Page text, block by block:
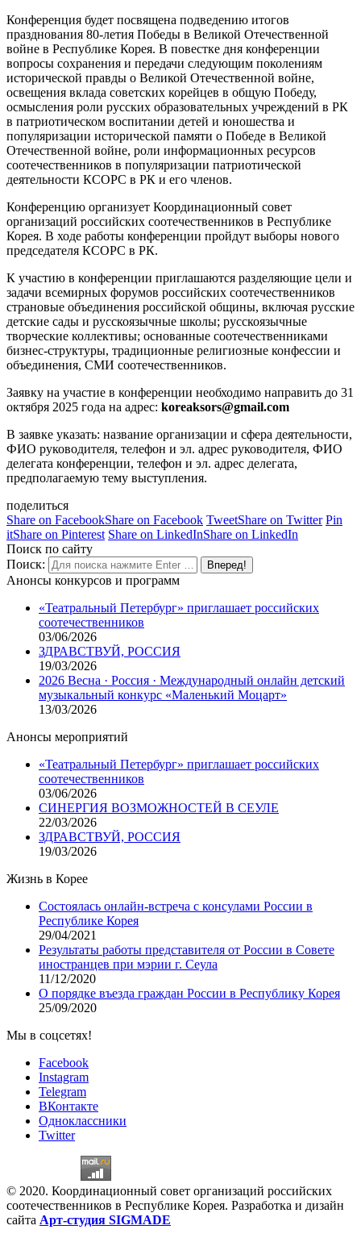
Конференция будет посвящена подведению итогов
празднования 80-летия Победы в Великой Отечественной
войне в Республике Корея. В повестке дня конференции
вопросы сохранения и передачи следующим поколениям
исторической правды о Великой Отечественной войне,
освещения вклада советских корейцев в общую Победу,
осмысления роли русских образовательных учреждений в РК
в патриотическом воспитании детей и юношества и
популяризации исторической памяти о Победе в Великой
Отечественной войне, роли информационных ресурсов
соотечественников в популяризации патриотической
деятельности КСОРС в РК и его членов.
Конференцию организует Координационный совет
организаций российских соотечественников в Республике
Корея. В ходе работы конференции пройдут выборы нового
председателя КСОРС в РК.
К участию в конференции приглашаются разделяющие цели и
задачи всемирных форумов российских соотечественников
страновые объединения российской общины, включая русские
детские сады и русскоязычные школы; русскоязычные
творческие коллективы; основанные соотечественниками
бизнес-структуры, традиционные религиозные конфессии и
объединения, СМИ соотечественников.
Заявку на участие в конференции необходимо направить до 31
октября 2025 года на адрес: koreaksors@gmail.com
В заявке указать: название организации и сфера деятельности,
ФИО руководителя, телефон и эл. адрес руководителя, ФИО
делегата конференции, телефон и эл. адрес делегата,
предполагаемую тему выступления.
поделиться
Share on FacebookShare on Facebook TweetShare on Twitter Pin
itShare on Pinterest Share on LinkedInShare on LinkedIn
Поиск по сайту
Поиск:
Анонсы конкурсов и программ
«Театральный Петербург» приглашает российских
соотечественников
03/06/2026
ЗДРАВСТВУЙ, РОССИЯ
19/03/2026
2026 Весна · Россия · Международный онлайн детский
музыкальный конкурс «Маленький Моцарт»
13/03/2026
Анонсы мероприятий
«Театральный Петербург» приглашает российских
соотечественников
03/06/2026
СИНЕРГИЯ ВОЗМОЖНОСТЕЙ В СЕУЛЕ
22/03/2026
ЗДРАВСТВУЙ, РОССИЯ
19/03/2026
Жизнь в Корее
Состоялась онлайн-встреча с консулами России в
Республике Корея
29/04/2021
Результаты работы представителя от России в Совете
иностранцев при мэрии г. Сеула
11/12/2020
О порядке въезда граждан России в Республику Корея
25/09/2020
Мы в соцсетях!
Facebook
Instagram
Telegram
ВКонтакте
Одноклассники
Twitter
© 2020. Координационный совет организаций российских
соотечественников в Республике Корея. Разработка и дизайн
сайта Арт-студия SIGMADE